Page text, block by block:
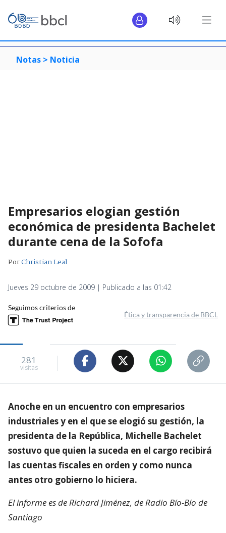
Notas > Noticia
Empresarios elogian gestión
económica de presidenta Bachelet
durante cena de la Sofofa
PorChristian Leal
Jueves 29 octubre de 2009 | Publicado a las 01:42
Seguimos criterios de
Ética y transparencia de BBCL
281
visitas
Anoche en un encuentro con empresarios
industriales y en el que se elogió su gestión, la
presidenta de la República, Michelle Bachelet
sostuvo que quien la suceda en el cargo recibirá
las cuentas fiscales en orden y como nunca
antes otro gobierno lo hiciera.
El informe es de Richard Jiménez, de Radio Bío-Bío de
Santiago